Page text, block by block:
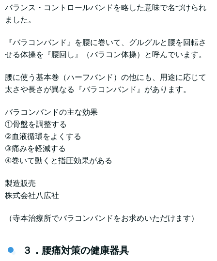
バランス・コントロールバンドを略した意味で名づけられ
ました。
『バラコンバンド』を腰に巻いて、グルグルと腰を回転さ
せる体操を『腰回し』（バラコン体操）と呼んでいます。
腰に使う基本巻（ハーフバンド）の他にも、用途に応じて
太さや長さが異なる『バラコンバンド』があります。
バラコンバンドの主な効果
①骨盤を調整する
②血液循環をよくする
③痛みを軽減する
④巻いて動くと指圧効果がある
製造販売
株式会社八広社
（寺本治療所でバラコンバンドをお求めいただけます）
３．腰痛対策の健康器具